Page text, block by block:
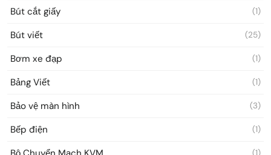
Bút cắt giấy (1)
Bút viết (25)
Bơm xe đạp (1)
Bảng Viết (1)
Bảo vệ màn hình (3)
Bếp điện (1)
(1)